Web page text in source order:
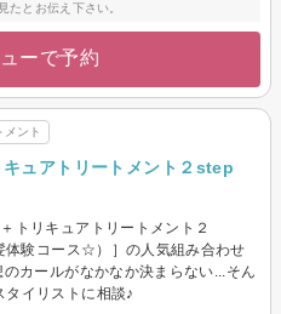
たとお伝え下さい。
ーで予約
メント
ュアトリートメント２step
トリキュアトリートメント２
体験コース☆）］の人気組み合わせ
カールがなかなか決まらない...そん
タイリストに相談♪